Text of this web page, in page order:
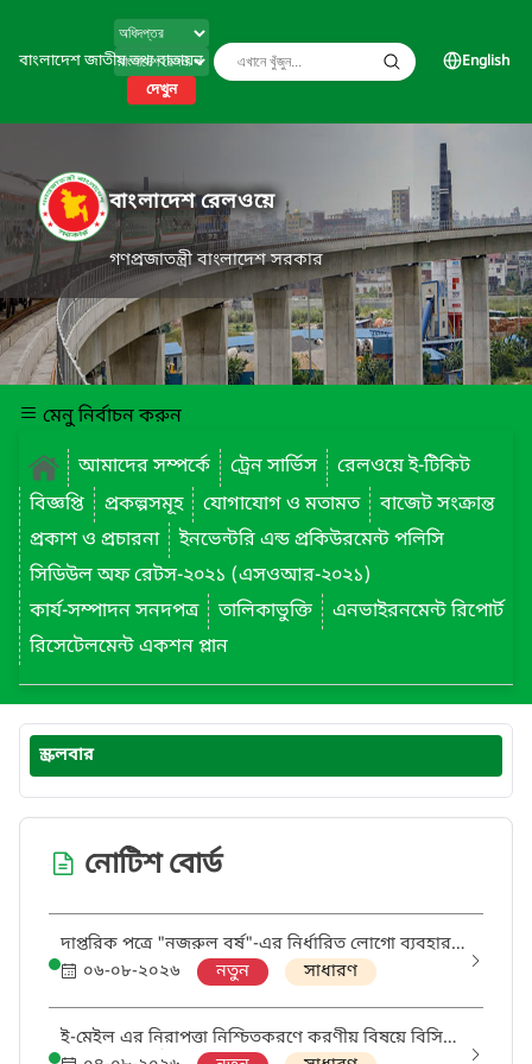
বাংলাদেশ জাতীয় তথ্য বাতায়ন
দেখুন
English
বাংলাদেশ রেলওয়ে
গণপ্রজাতন্ত্রী বাংলাদেশ সরকার
মেনু নির্বাচন করুন
আমাদের সম্পর্কে
ট্রেন সার্ভিস
রেলওয়ে ই-টিকিট
বিজ্ঞপ্তি
প্রকল্পসমূহ যোগাযোগ ও মতামত
বাজেট সংক্রান্ত
প্রকাশ ও প্রচারনা
ইনভেন্টরি এন্ড প্রকিউরমেন্ট পলিসি
সিডিউল অফ রেটস-২০২১ (এসওআর-২০২১)
কার্য-সম্পাদন সনদপত্র
তালিকাভুক্তি
এনভাইরনমেন্ট রিপোর্ট
রিসেটেলমেন্ট একশন প্লান
স্ক্রলবার
নোটিশ বোর্ড
দাপ্তরিক পত্রে "নজরুল বর্ষ"-এর নির্ধারিত লোগো ব্যবহার
প্রসঙ্গে।০৬-০৮-২০২৬ নতুন সাধারণ
ই-মেইল এর নিরাপত্তা নিশ্চিতকরণে করণীয় বিষয়ে বিসিসি